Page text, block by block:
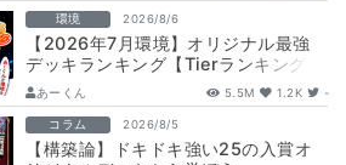
環境 2026/8/6
【2026年7月環境】オリジナル最強
デッキランキング【Tierランキング】
あーくん 5.5M 1.2K -
コラム 2026/8/5
【構築論】ドキドキ強い25の入賞オ